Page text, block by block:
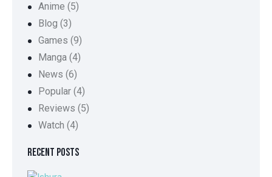
Anime (5)
Blog (3)
Games (9)
Manga (4)
News (6)
Popular (4)
Reviews (5)
Watch (4)
RECENT POSTS